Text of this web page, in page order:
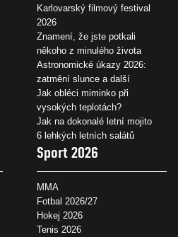
Karlovarský filmový festival
2026
Znamení, že jste potkali
někoho z minulého života
Astronomické úkazy 2026:
zatmění slunce a další
Jak obléci miminko při
vysokých teplotách?
Jak na dokonalé letní mojito
6 lehkých letních salátů
Sport 2026
MMA
Fotbal 2026/27
Hokej 2026
Tenis 2026